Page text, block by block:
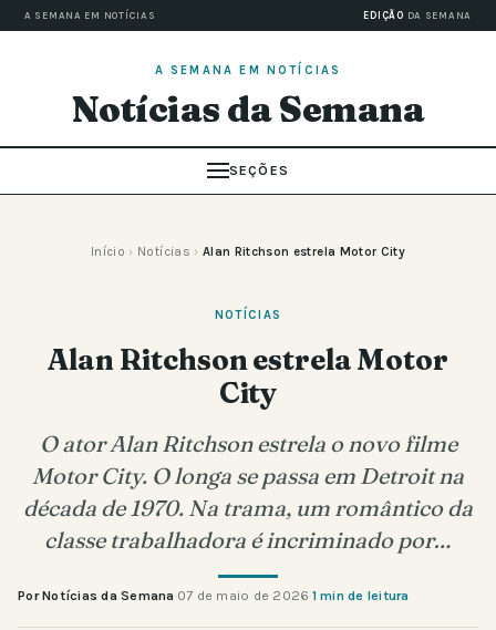
A SEMANA EM NOTÍCIAS EDIÇÃO DA SEMANA
A SEMANA EM NOTÍCIAS
Notícias da Semana
SEÇÕES
Início › Notícias › Alan Ritchson estrela Motor City
NOTÍCIAS
Alan Ritchson estrela Motor
City
O ator Alan Ritchson estrela o novo filme
Motor City. O longa se passa em Detroit na
década de 1970. Na trama, um romântico da
classe trabalhadora é incriminado por…
Por Notícias da Semana·07 de maio de 2026·1 min de leitura